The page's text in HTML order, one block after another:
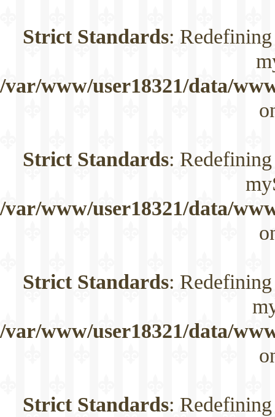
Strict Standards:
/var/www/user18321/data/
Strict Standards:
/var/www/user18321/data/
Strict Standards:
/var/www/user18321/data/
Strict Standards: